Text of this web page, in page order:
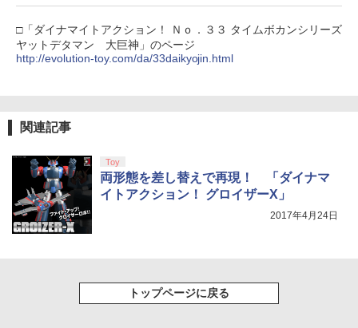
□「ダイナマイトアクション！ Ｎｏ．３３ タイムボカンシリーズ
ヤットデタマン 大巨神」のページ
http://evolution-toy.com/da/33daikyojin.html
関連記事
Toy
両形態を差し替えで再現！ 「ダイナマ
イトアクション！ グロイザーX」
2017年4月24日
トップページに戻る